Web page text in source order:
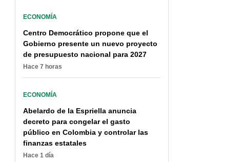
ECONOMÍA
Centro Democrático propone que el
Gobierno presente un nuevo proyecto
de presupuesto nacional para 2027
Hace 7 horas
ECONOMÍA
Abelardo de la Espriella anuncia
decreto para congelar el gasto
público en Colombia y controlar las
finanzas estatales
Hace 1 día